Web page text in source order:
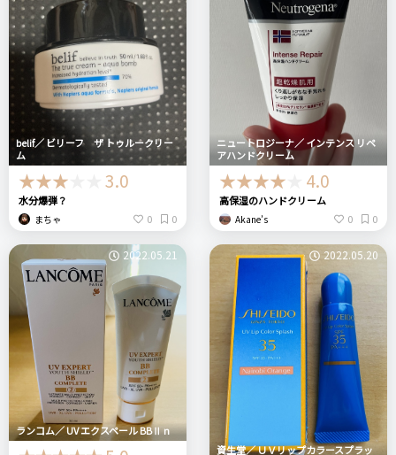
belif／ ビリーフ ザ トゥルークリー
ム
3.0
水分爆弾？
まちゃ 0 0
ニュートロジーナ／ インテンス リペ
アハンドクリーム
4.0
高保湿のハンドクリーム
Akane’s 0 0
2022.05.21
ランコム／ UV エクスペール BBⅡ n
2022.05.20
資生堂／ ＵＶリップカラースプラッ